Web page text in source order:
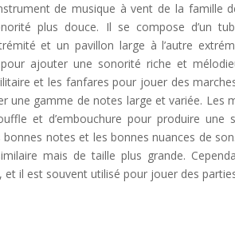
de musique à vent de la famille
plus douce. Il se compose d’un
et un pavillon large à l’autre
ajouter une sonorité riche et
et les fanfares pour jouer des
une gamme de notes large et variée. Les
et d’embouchure pour produire une
notes et les bonnes nuances de
mais de taille plus grande.
et il est souvent utilisé pour jouer des